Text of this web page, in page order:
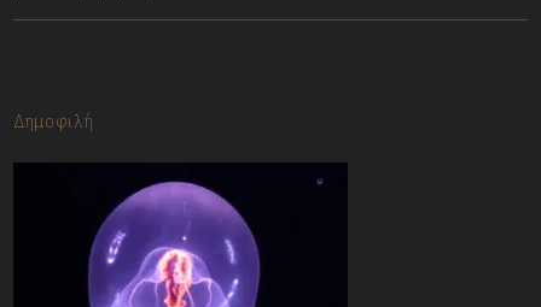
Δημοφιλή